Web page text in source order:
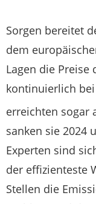
Sorgen bereitet
dem
Lagen die Preise
kontinuierlich
erreichten sogar
sanken sie 2024
Experten sind
der effizienteste
Stellen die